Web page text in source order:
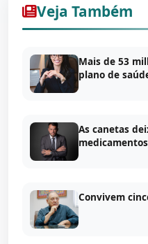
Veja Também
Mais de 53
plano de
As canetas
Convivem